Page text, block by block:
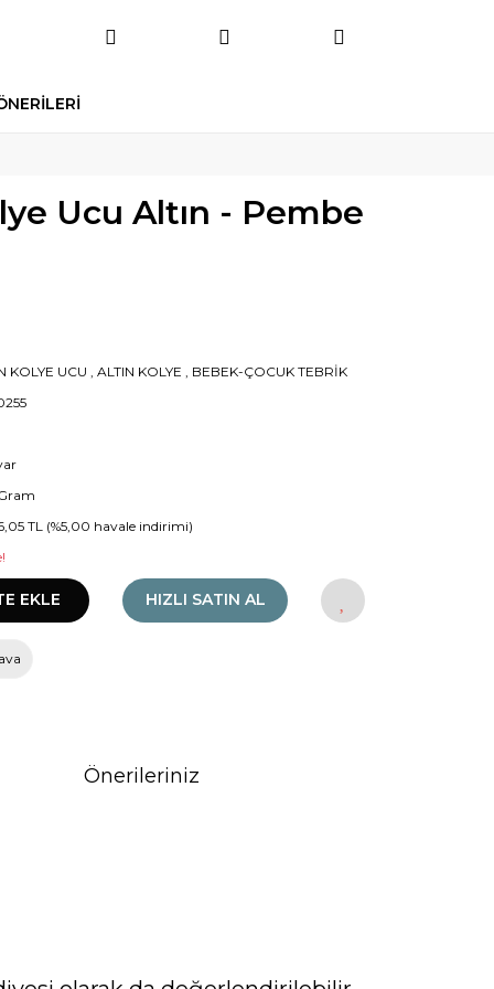
Ucu Altın - Pembe
KOLYE UCU ALTIN KOLYE
BEBEK-ÇOCUK TEBRİK
TL (%5,00 havale indirimi)
EKLE HIZLI SATIN AL
Önerileriniz